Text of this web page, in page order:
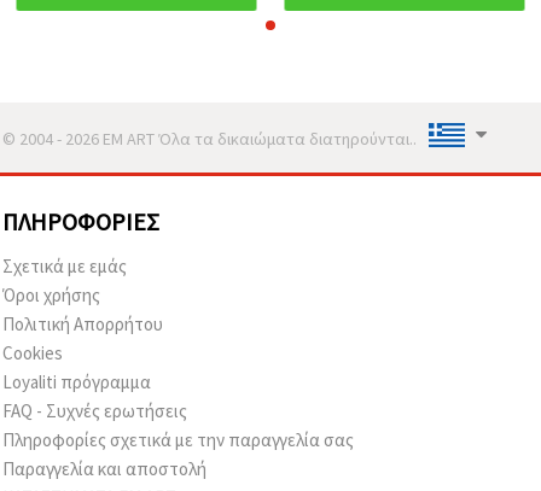
© 2004 - 2026 EM ART Όλα τα δικαιώματα διατηρούνται..
ΠΛΗΡΟΦΟΡΊΕΣ
Σχετικά με εμάς
Όροι χρήσης
Πολιτική Απορρήτου
Cookies
Loyaliti πρόγραμμα
FAQ - Συχνές ερωτήσεις
Πληροφορίες σχετικά με την παραγγελία σας
Παραγγελία και αποστολή